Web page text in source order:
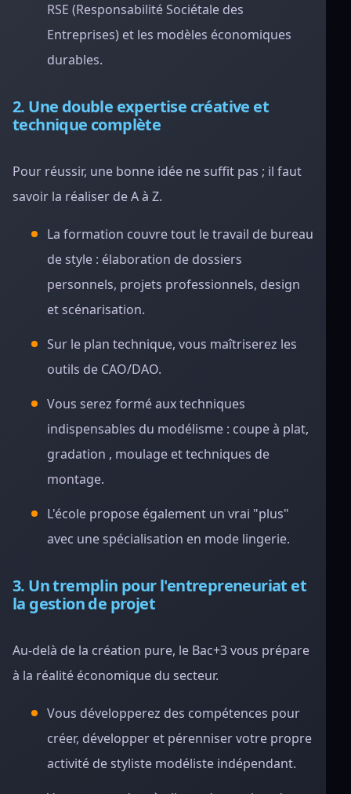
RSE (Responsabilité Sociétale des
Entreprises) et les modèles économiques
durables.
2. Une double expertise créative et
technique complète
Pour réussir, une bonne idée ne suffit pas ; il faut
savoir la réaliser de A à Z.
La formation couvre tout le travail de bureau
de style : élaboration de dossiers
personnels, projets professionnels, design
et scénarisation.
Sur le plan technique, vous maîtriserez les
outils de CAO/DAO.
Vous serez formé aux techniques
indispensables du modélisme : coupe à plat,
gradation , moulage et techniques de
montage.
L'école propose également un vrai "plus"
avec une spécialisation en mode lingerie.
3. Un tremplin pour l'entrepreneuriat et
la gestion de projet
Au-delà de la création pure, le Bac+3 vous prépare
à la réalité économique du secteur.
Vous développerez des compétences pour
créer, développer et pérenniser votre propre
activité de styliste modéliste indépendant.